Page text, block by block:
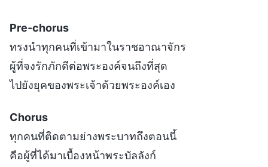
Pre-chorus
ทรงนำทุกคนที่เข้ามาในราชอาณาจักร
ผู้ที่จงรักภักดีต่อพระองค์จนถึงที่สุด
ไปยังยุคของพระเจ้าด้วยพระองค์เอง
Chorus
ทุกคนที่ติดตามย่างพระบาทถึงตอนนี้
คือผู้ที่ได้มาเบื้องหน้าพระบัลลังก์